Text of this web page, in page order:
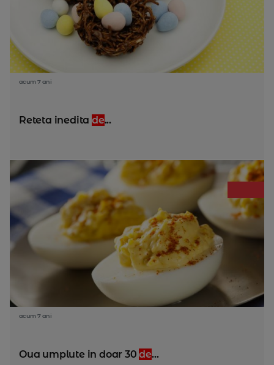
acum 7 ani
Reteta ineditade...
acum 7 ani
Oua umplute in doar 30de...